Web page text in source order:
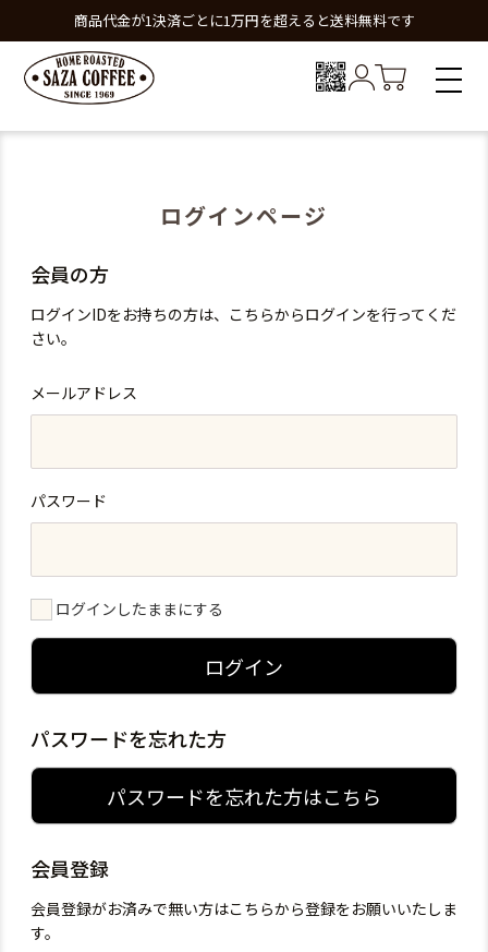
商品代金が1決済ごとに1万円を超えると送料無料です
ログインページ
会員の方
ログインIDをお持ちの方は、こちらからログインを行ってくだ
さい。
メールアドレス
パスワード
ログインしたままにする
ログイン
パスワードを忘れた方
パスワードを忘れた方はこちら
会員登録
会員登録がお済みで無い方はこちらから登録をお願いいたしま
す。